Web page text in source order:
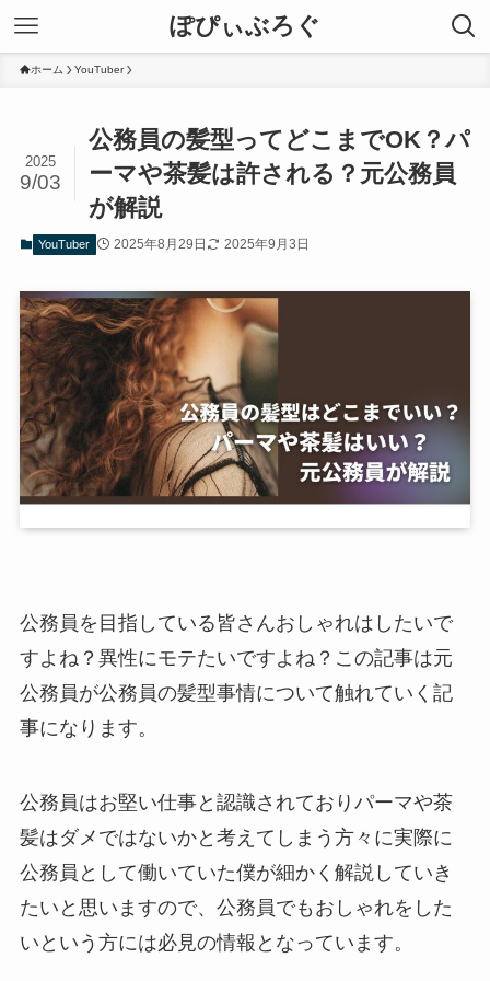
ぽぴぃぶろぐ
ホーム YouTuber
公務員の髪型ってどこまでOK？パ
ーマや茶髪は許される？元公務員
が解説
2025
9/03
YouTuber 2025年8月29日 2025年9月3日
公務員を目指している皆さんおしゃれはしたいで
すよね？異性にモテたいですよね？この記事は元
公務員が公務員の髪型事情について触れていく記
事になります。
公務員はお堅い仕事と認識されておりパーマや茶
髪はダメではないかと考えてしまう方々に実際に
公務員として働いていた僕が細かく解説していき
たいと思いますので、公務員でもおしゃれをした
いという方には必見の情報となっています。